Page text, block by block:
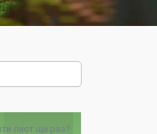
лист ще раз?